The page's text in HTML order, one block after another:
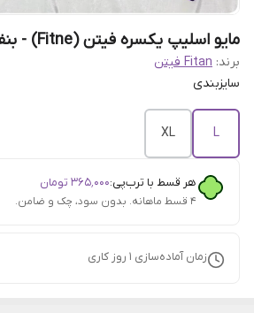
مایو اسلیپ یکسره فیتن (Fitne) - بنفش براق
برند: Fitan فیتن
سایزبندی
L
XL
هر قسط با ترب‌پی:۳۶۵٬۰۰۰ تومان
۴ قسط ماهانه. بدون سود، چک و ضامن.
زمان آماده‌سازی 1 روز کاری